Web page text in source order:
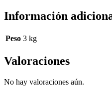
Información
Peso 3 kg
Valoraciones
No hay valoraciones aún.